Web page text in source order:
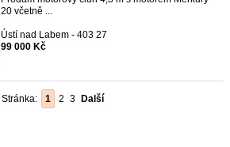
20 včetně ...
Ústí nad Labem - 403 27
99 000 Kč
Stránka: 1 2 3 Další